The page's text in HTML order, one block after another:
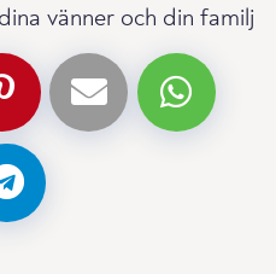
vänner och din familj